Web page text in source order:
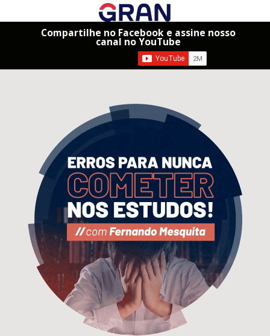
Compartilhe no Facebook e assine nosso
canal no YouTube